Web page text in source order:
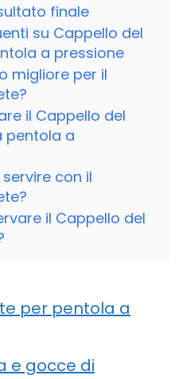
finale
su Cappello del
a pressione
migliore per il
il Cappello del
pentola a
con il
il Cappello del
per pentola a
e gocce di